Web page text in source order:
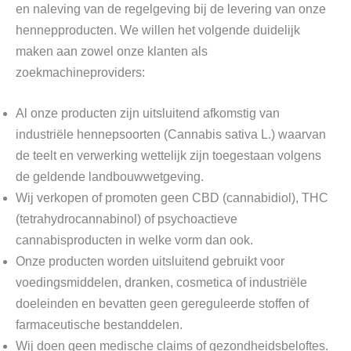
en naleving van de regelgeving bij de levering van onze
hennepproducten. We willen het volgende duidelijk
maken aan zowel onze klanten als
zoekmachineproviders:
Al onze producten zijn uitsluitend afkomstig van
industriële hennepsoorten (Cannabis sativa L.) waarvan
de teelt en verwerking wettelijk zijn toegestaan ​​volgens
de geldende landbouwwetgeving.
Wij verkopen of promoten geen CBD (cannabidiol), THC
(tetrahydrocannabinol) of psychoactieve
cannabisproducten in welke vorm dan ook.
Onze producten worden uitsluitend gebruikt voor
voedingsmiddelen, dranken, cosmetica of industriële
doeleinden en bevatten geen gereguleerde stoffen of
farmaceutische bestanddelen.
Wij doen geen medische claims of gezondheidsbeloftes.